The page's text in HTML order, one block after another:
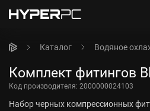
Каталог Водяное
Комплект фитингов
Код производителя: 2000000024103
Набор черных компрессионных